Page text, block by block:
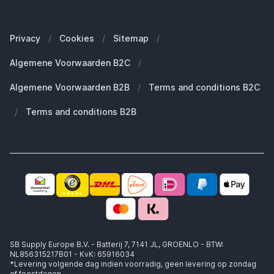
Zakelijke klanten (B2B)
Groot en uniek assortiment
400.000+ klanten geleverd
Welke MagSafe heb ik nodig?
Werken bij SB Supply
Working at SB Supply
Privacy / Cookies / Sitemap /
Algemene Voorwaarden B2C /
Algemene Voorwaarden B2B / Terms and conditions B2C
/ Terms and conditions B2B
SB Supply Europe B.V. - Batterij 7, 7141 JL, GROENLO - BTW:
NL856315217B01 - KvK: 65916034
*Levering volgende dag indien voorradig, geen levering op zondag